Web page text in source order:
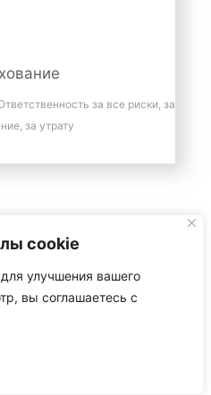
cookie
для улучшения вашего
вы соглашаетесь с
за все риски, за
за утрату